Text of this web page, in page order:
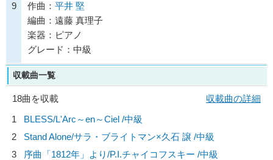
9
作曲： 平井 堅
編曲：遠藤 真理子
楽器：ピアノ
グレード：中級
収載曲一覧
18曲を収載
収載曲の詳細
1
BLESS/L'Arc～en～Ciel /中級
2
Stand Alone/サラ・ブライトマン×久石 譲 /中級
3
序曲「1812年」より/P.I.チャイコフスキー /中級